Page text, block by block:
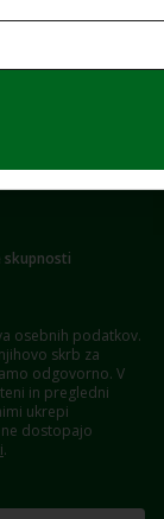
skupnosti
osebnih podatkov.
skrb za
odgovorno. V
in pregledni
ukrepi
dostopajo
.